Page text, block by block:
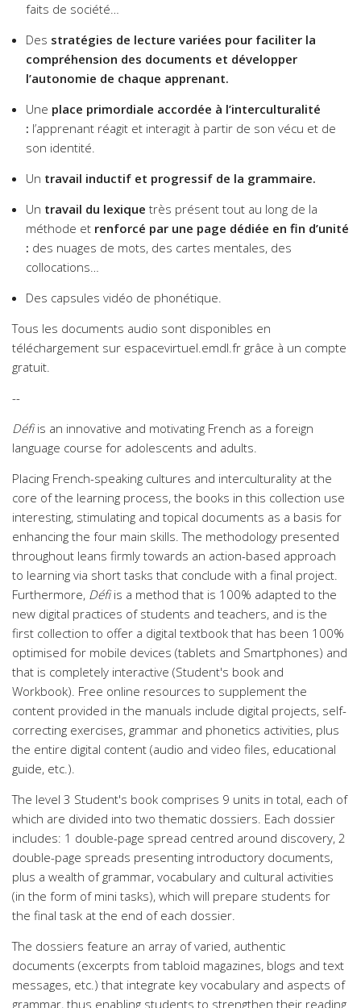
faits de société…
Des stratégies de lecture variées pour faciliter la
compréhension des documents et développer
l’autonomie de chaque apprenant.
Une place primordiale accordée à l’interculturalité
: l’apprenant réagit et interagit à partir de son vécu et de
son identité.
Un travail inductif et progressif de la grammaire.
Un travail du lexique très présent tout au long de la
méthode et renforcé par une page dédiée en fin d’unité
: des nuages de mots, des cartes mentales, des
collocations…
Des capsules vidéo de phonétique.
Tous les documents audio sont disponibles en
téléchargement sur espacevirtuel.emdl.fr grâce à un compte
gratuit.
--
Défiis an innovative and motivating French as a foreign
language course for adolescents and adults.
Placing French-speaking cultures and interculturality at the
core of the learning process, the books in this collection use
interesting, stimulating and topical documents as a basis for
enhancing the four main skills. The methodology presented
throughout leans firmly towards an action-based approach
to learning via short tasks that conclude with a final project.
Furthermore, Défiis a method that is 100% adapted to the
new digital practices of students and teachers, and is the
first collection to offer a digital textbook that has been 100%
optimised for mobile devices (tablets and Smartphones) and
that is completely interactive (Student's book and
Workbook). Free online resources to supplement the
content provided in the manuals include digital projects, self-
correcting exercises, grammar and phonetics activities, plus
the entire digital content (audio and video files, educational
guide, etc.).
The level 3 Student's book comprises 9 units in total, each of
which are divided into two thematic dossiers. Each dossier
includes: 1 double-page spread centred around discovery, 2
double-page spreads presenting introductory documents,
plus a wealth of grammar, vocabulary and cultural activities
(in the form of mini tasks), which will prepare students for
the final task at the end of each dossier.
The dossiers feature an array of varied, authentic
documents (excerpts from tabloid magazines, blogs and text
messages, etc.) that integrate key vocabulary and aspects of
grammar, thus enabling students to strengthen their reading